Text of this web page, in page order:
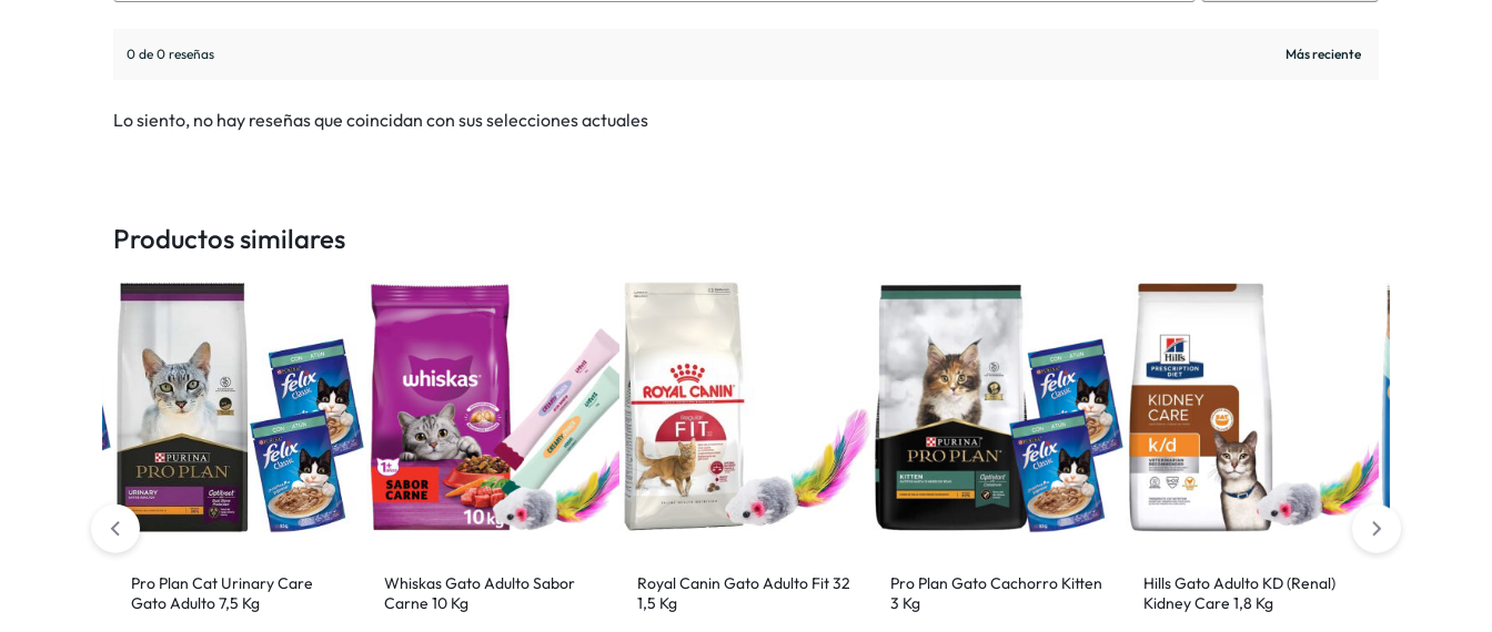
0 de 0 reseñas
Lo siento, no hay reseñas que coincidan con sus selecciones actuales
Productos similares
Pro Plan Cat Urinary Care
Gato Adulto 7,5 Kg
Whiskas Gato Adulto Sabor
Carne 10 Kg
Royal Canin Gato Adulto Fit 32
1,5 Kg
Pro Plan Gato Cachorro Kitten
3 Kg
Hills Gato Adulto KD (Renal)
Kidney Care 1,8 Kg